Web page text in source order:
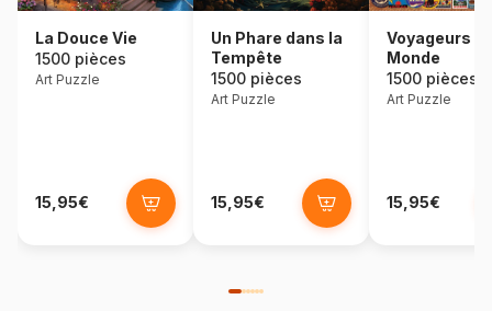
La Douce Vie
1500 pièces
Art Puzzle
15,95€
Un Phare dans la
Tempête
1500 pièces
Art Puzzle
15,95€
Voyageurs
Monde
1500 pièces
Art Puzzle
15,95€